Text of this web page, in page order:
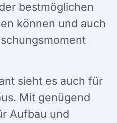
bestmöglichen
können und auch
sieht es auch für
Mit genügend
Aufbau und